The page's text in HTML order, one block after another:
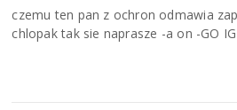
czemu ten pan z ochron odmawia
chlopak tak sie naprasze -a on -GO